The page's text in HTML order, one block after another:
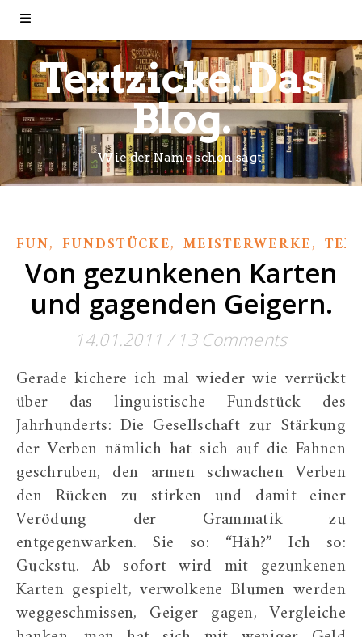
Textzicke. Das
Blog.
Wie der Name schon sagt.
FUN, FUNDSTÜCKE, MEISTERWERKE,
Von gezunkenen Karten
und gagenden Geigern.
14.01.2011 / 13 Comments
Gerade kichere ich mal wieder wie verrückt
über das linguistische Fundstück des
Jahrhunderts: Die Gesellschaft zur Stärkung
der Verben nämlich hat sich auf die Fahnen
geschruben, den armen schwachen Verben
den Rücken zu stirken und damit einer
Verödung der Grammatik zu
entgegenwarken. Sie so: “Häh?” Ich so:
Guckstu. Ab sofort wird mit gezunkenen
Karten gespielt, verwolkene Blumen werden
weggeschmissen, Geiger gagen, Vergleiche